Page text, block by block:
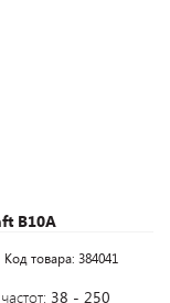
B10A
Код товара: 384041
38 - 250